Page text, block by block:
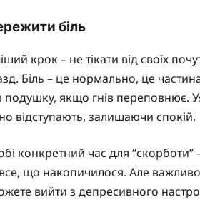
біль
крок – не тікати від своїх
Біль – це нормально, це
якщо гнів переповнює.
відступають, залишаючи спокій.
конкретний час для
що накопичилося. Але
вийти з депресивного